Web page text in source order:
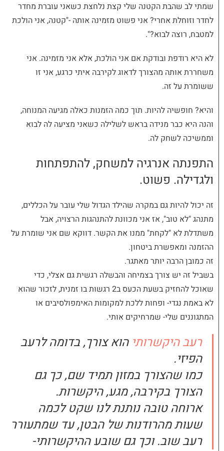
שמתי לב שהבת הקטנה שלי קצת נלחצת כשאני עוברת מחדר
לחדר וזוחלת אחרי? אני פשוט מזמינה אותה -"קטנה, אני הולכת
למטבח, רוצה לבוא?".
לא היא רודפת ובודקת אם אני הולכת, אלא אני מזמינה. אני
משחררת אותה מהצורך לדאוג לקירבה איתי כרגע, אני זו
ששומרת על זה.
והיא? חופשיה להיות. תוך כמה הזמנות כאלה מגיעה המנוחה,
והנה היא כבר מנידה בראש לשלילה כשאני מציעה לה לבוא
וממשיכה לשחק לה.
התפנתה אנרגיה למשחק, להתפתחות
ולגדילה. פשוט.
זה יכול להיות גם במקרה שהילד הגדול שלי עובר על הכללים,
מתנהג "לא טוב", אז אני מכוונת להתנהגות הרצויה, אבל
משתדלת לא "לקחת" ממנו את הקשר. דווקא שם אני שומרת על
ההזמנה ומאפשרת ביטחון.
זה כמובן הרבה יותר מאתגר.
בשביל זה יש צורך בצמיחה והבשלה רגשית גם אצלי, כדי
שאוכל להחזיק בשעת הכעס ב2 רגשות בו זמנית, לזכור שהוא
לא באמת נגדי- ופחות ללכת למקומות האימפולסיבים או
המתגוננים שלי- שמרחיקים אותי.
רעב היקשרותי הוא צורך, בדומה לרעב
הפיזי.
כמו שהצורך במזון תמיד שם, כך גם
הצורך בקירבה, מגע, היקשרות.
ארוחה טובה נותנת לנו שקט לכמה
שעות מהרודנות של הבטן, עד שמתעורר
רעב שוב. וכך גם שובע ההיקשרותי-